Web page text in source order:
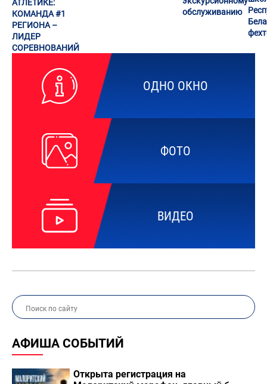
ОДНО ОКНО
ФОТО
ВИДЕО
АФИША СОБЫТИЙ
Открыта регистрация на
АТЛЕТИКЕ:
КОМАНДА #1
РЕГИОНА –
ЛИДЕР
СОРЕВНОВАНИЙ
обслуживанию